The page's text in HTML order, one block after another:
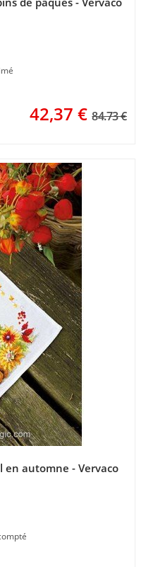
42,37 € 84.73 €
automne - Vervaco